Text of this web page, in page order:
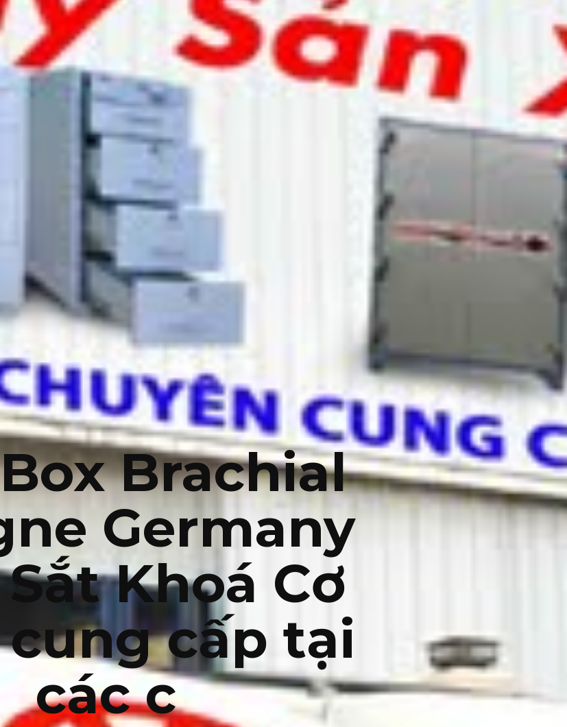
Brachial
Germany
Khoá Cơ
cấp tại
các c